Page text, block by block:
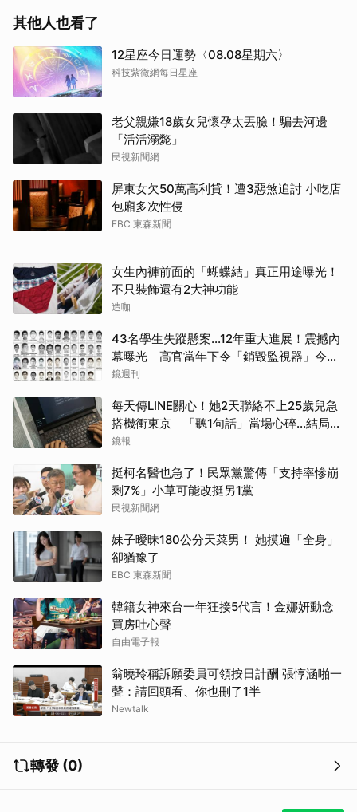
其他人也看了
12星座今日運勢〈08.08星期六〉
科技紫微網每日星座
老父親嫌18歲女兒懷孕太丟臉！騙去河邊
「活活溺斃」
民視新聞網
屏東女欠50萬高利貸！遭3惡煞追討 小吃店
包廂多次性侵
EBC 東森新聞
女生內褲前面的「蝴蝶結」真正用途曝光！
不只裝飾還有2大神功能
造咖
43名學生失蹤懸案...12年重大進展！震撼內
幕曝光 高官當年下令「銷毀監視器」今遭
逮
鏡週刊
每天傳LINE關心！她2天聯絡不上25歲兒急
搭機衝東京 「聽1句話」當場心碎...結局看
哭網
鏡報
挺柯名醫也急了！民眾黨驚傳「支持率慘崩
剩7%」小草可能改挺另1黨
民視新聞網
妹子曖昧180公分天菜男！ 她摸遍「全身」
卻猶豫了
EBC 東森新聞
韓籍女神來台一年狂接5代言！金娜妍動念
買房吐心聲
自由電子報
翁曉玲稱訴願委員可領按日計酬 張惇涵啪一
聲：請回頭看、你也刪了1半
Newtalk
轉發 (0)